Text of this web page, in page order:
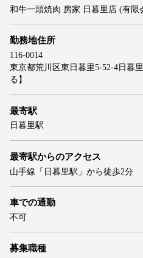
和牛一頭焼肉 房家 日暮里店 (有限
勤務地住所
116-0014
東京都荒川区東日暮里5-52-4日暮
る】
最寄駅
日暮里駅
最寄駅からのアクセス
山手線「日暮里駅」から徒歩2分
車での通勤
不可
募集職種